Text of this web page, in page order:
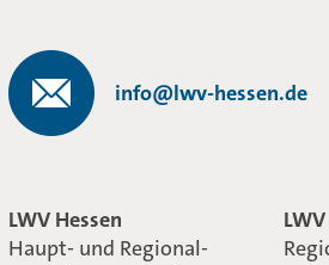
info@lwv-hessen.de
LWV Hessen
Haupt- und Regional-